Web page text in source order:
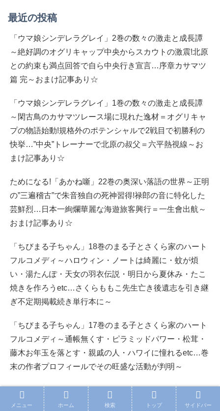
最近の投稿
「ウマ娘シンデレラグレイ」2巻の数々の激走と成長譚
～絶好調のオグリキャップ中央からスカウトの激震!北原
との約束も満点回答で自ら中央行き宣言…序章カサマツ
篇 完～おまけ記事あり☆
「ウマ娘シンデレラグレイ」1巻の数々の激走と成長譚
～閑古鳥のカサマツレース場に現れた逸材＝オグリキャ
プの物語始動!規格外のポテンシャルで2戦目で初勝利の
快挙…”中央”トレーナーで北原の叔父＝六平熱視線～お
まけ記事あり☆
ためになる!「あかね噺」22巻の奥深い落語の世界～正明
の”三遍稽古”で朱音独自の死神習得!禄郎の音に特化した
芸鮮烈…日本一絢爛華麗な海遊旅客興行＝一生會出航～
おまけ記事あり☆
「ちびまる子ちゃん」18巻のまる子とさくら家のハート
フルコメディ～ハロウィン・ノートは綺麗に・蚊が煩
い・湯たんぽ・天女の羽衣伝説・明日から夏休み・たこ
焼きを作ろうetc…さくらももこ先生亡き後遺志を引き継
ぎ不定期掲載続き単行本に～
「ちびまる子ちゃん」17巻のまる子とさくら家のハート
フルコメディ～通帳無くす・ピラミッドパワー・松茸・
藤木お年玉を落とす・親戚の人・ハワイに憧れるetc…巻
末の作者プロフィールでその旺盛な活動が判明～
メニュー ホーム 検索 トップ サイドバー